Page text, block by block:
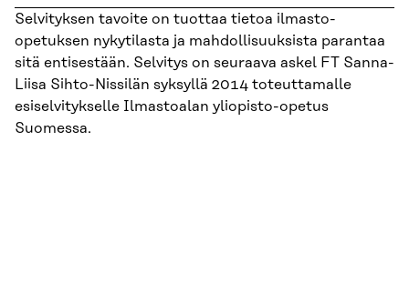
Selvityksen tavoite on tuottaa tietoa ilmasto-
opetuksen nykytilasta ja mahdollisuuksista parantaa
sitä entisestään. Selvitys on seuraava askel FT Sanna-
Liisa Sihto-Nissilän syksyllä 2014 toteuttamalle
esiselvitykselle Ilmastoalan yliopisto-opetus
Suomessa.